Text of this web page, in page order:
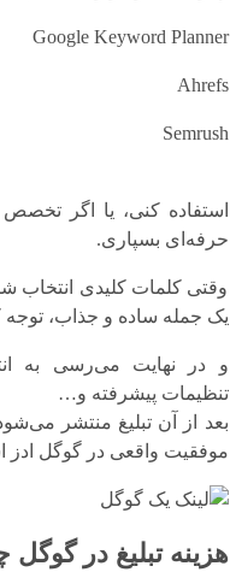
Google Keyword Planner
Ahrefs
Semrush
استفاده کنی، یا اگر تخصص
حرفه‌ای بسپاری.
وقتی کلمات کلیدی انتخاب
یک جمله ساده و جذاب، توجه
و در نهایت می‌رسی به
تنظیمات پیشرفته و…
بعد از آن تبلیغ منتشر
موفقیت واقعی در گوگل
هزینه تبلیغ در